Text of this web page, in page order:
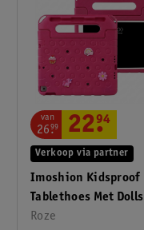
Imoshion Kidsproof
Tablethoes Met Dolls
Voor IPad 9 (2021)
Roze
Verkoop via partner
van
26.
99 22.
94